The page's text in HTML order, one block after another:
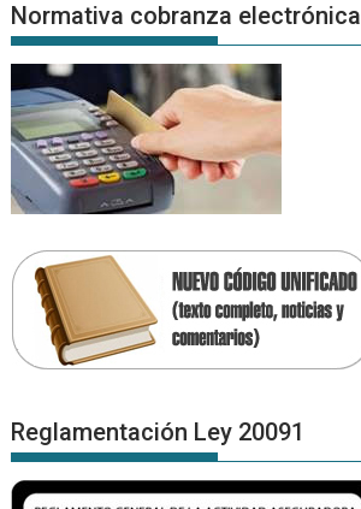
Normativa cobranza electrónica
Reglamentación Ley 20091